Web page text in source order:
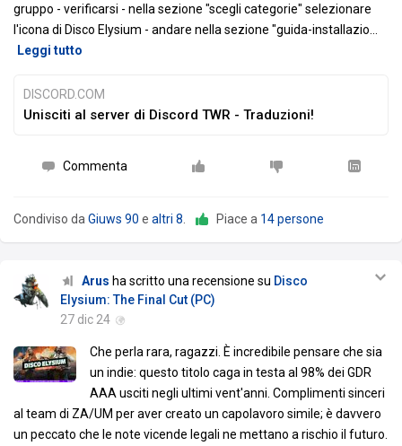
gruppo - verificarsi - nella sezione "scegli categorie" selezionare
l'icona di Disco Elysium - andare nella sezione "guida-installazio
Leggi tutto
DISCORD.COM
Unisciti al server di Discord TWR - Traduzioni!
Commenta
Condiviso da Giuws 90 e altri 8 Piace a 14 persone
Arus ha scritto una recensione su Disco
Elysium: The Final Cut (PC)
27 dic 24
Che perla rara, ragazzi. È incredibile pensare che sia
un indie: questo titolo caga in testa al 98% dei GDR
AAA usciti negli ultimi vent'anni. Complimenti sinceri
al team di ZA/UM per aver creato un capolavoro simile; è davvero
un peccato che le note vicende legali ne mettano a rischio il futuro.